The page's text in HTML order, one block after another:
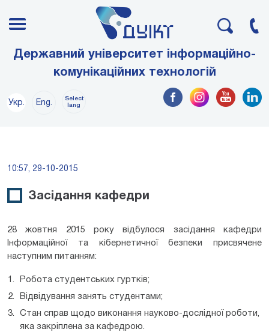
Державний університет інформаційно-
комунікаційних технологій
Укр. Eng.
Select
lang
10:57, 29-10-2015
Засідання кафедри
28 жовтня 2015 року відбулося засідання кафедри
Інформаційної та кібернетичної безпеки присвячене
наступним питанням:
Робота студентських гуртків;
Відвідування занять студентами;
Стан справ щодо виконання науково-дослідної роботи,
яка закріплена за кафедрою.